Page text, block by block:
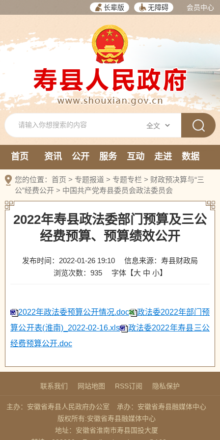
长辈版 无障碍 会员中心
首页 资讯 公开 服务 互动 走进
数据
新媒体
您的位置： 首页 > 专题报道 > 专题专栏 > 财政预决算与“三
公”经费公开 > 中国共产党寿县委员会政法委员会
2022年寿县政法委部门预算及三公
经费预算、预算绩效公开
发布时间：2022-01-26 19:10
信息来源：寿县财政局
浏览次数： 935 字体【大 中 小】
2022年政法委预算公开情况.doc
政法委2022年部门预
算公开表(淮南)_2022-02-16.xls
政法委2022年寿县三公
经费预算公开.doc
联系我们 网站地图 RSS订阅 隐私保护
主办：安徽省寿县人民政府办公室
承办：安徽省寿县融媒体中心
版权所有:安徽省寿县融媒体中心
地址：安徽省淮南市寿县国投大厦